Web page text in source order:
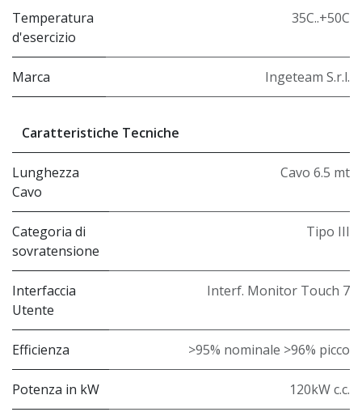
Temperatura
d'esercizio
35C..+50C
Marca Ingeteam S.r.l.
Caratteristiche Tecniche
Lunghezza
Cavo
Cavo 6.5 mt
Categoria di
sovratensione
Tipo III
Interfaccia
Utente
Interf. Monitor Touch 7
Efficienza >95% nominale >96% picco
Potenza in kW 120kW c.c.